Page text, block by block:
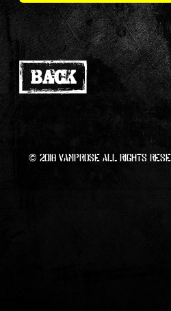
© 2018 VAMPROSE All RIGHTS